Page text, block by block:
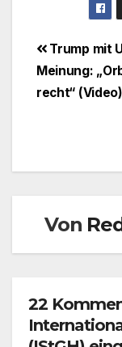
Trump mit
Meinung:
recht“ (Video)
Von
22